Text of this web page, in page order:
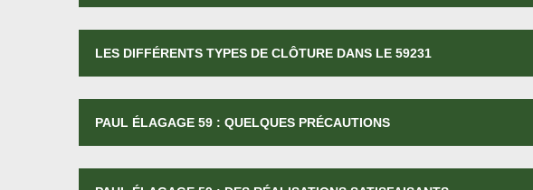
LES DIFFÉRENTS TYPES DE CLÔTURE DANS LE 59231
PAUL ÉLAGAGE 59 : QUELQUES PRÉCAUTIONS